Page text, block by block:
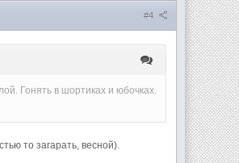
#4
Гонять в шортиках и юбочках.
то загарать, весной).